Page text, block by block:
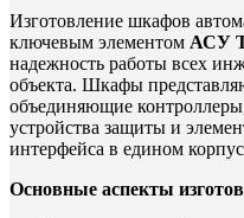
Изготовление шкафов
ключевым элементом АСУ
надежность работы всех
объекта. Шкафы
объединяющие
устройства защиты и
интерфейса в едином
Основные аспекты